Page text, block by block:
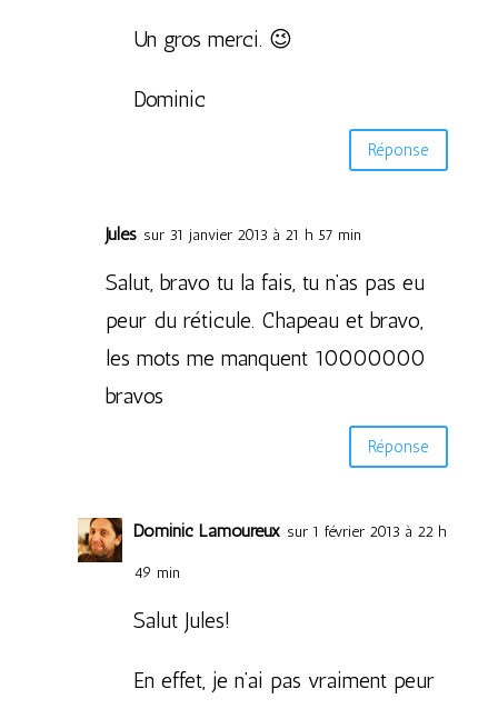
Un gros merci. 😉
Dominic
Réponse
Jules sur 31 janvier 2013 à 21 h 57 min
Salut, bravo tu la fais, tu n’as pas eu
peur du réticule. Chapeau et bravo,
les mots me manquent 10000000
bravos
Réponse
Dominic Lamoureux sur 1 février 2013 à 22 h
49 min
Salut Jules!
En effet, je n’ai pas vraiment peur